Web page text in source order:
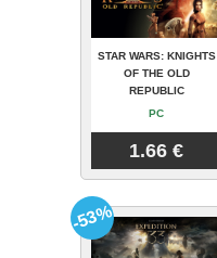
STAR WARS: KNIGHTS
OF THE OLD
REPUBLIC
PC
1.66 €
-53%